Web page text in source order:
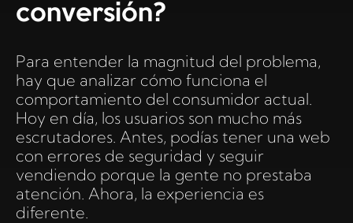
conversión?
Para entender la magnitud del problema,
hay que analizar cómo funciona el
comportamiento del consumidor actual.
Hoy en día, los usuarios son mucho más
escrutadores. Antes, podías tener una web
con errores de seguridad y seguir
vendiendo porque la gente no prestaba
atención. Ahora, la experiencia es
diferente.